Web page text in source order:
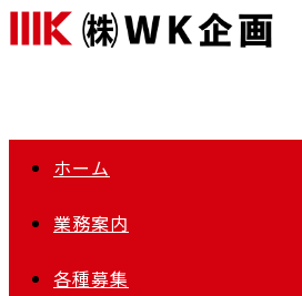
ホーム
業務案内
各種募集